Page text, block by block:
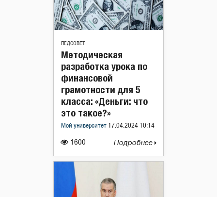
ПЕДСОВЕТ
1600
Методическая
разработка урока по
финансовой
грамотности для 5
класса: «Деньги: что
это такое?»
Мой университет 17.04.2024 10:14
Подробнее